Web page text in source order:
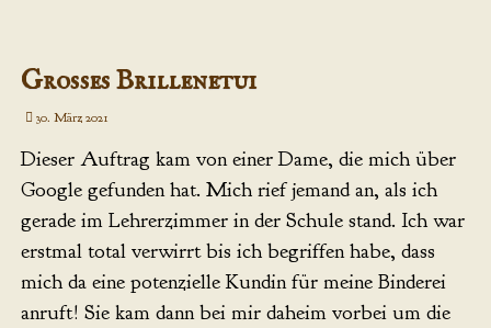
Großes Brillenetui
30. März 2021
Dieser Auftrag kam von einer Dame, die mich über
Google gefunden hat. Mich rief jemand an, als ich
gerade im Lehrerzimmer in der Schule stand. Ich war
erstmal total verwirrt bis ich begriffen habe, dass
mich da eine potenzielle Kundin für meine Binderei
anruft! Sie kam dann bei mir daheim vorbei um die